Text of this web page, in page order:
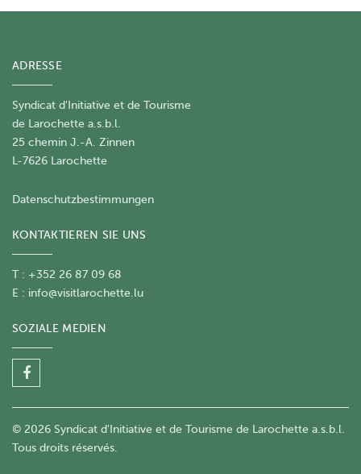
ADRESSE
Syndicat d'Initiative et de Tourisme
de Larochette a.s.b.l.
25 chemin J.-A. Zinnen
L-7626 Larochette
Datenschutzbestimmungen
KONTAKTIEREN SIE UNS
T : +352 26 87 09 68
E : info@visitlarochette.lu
SOZIALE MEDIEN
© 2026 Syndicat d'Initiative et de Tourisme de Larochette a.s.b.l.
Tous droits réservés.